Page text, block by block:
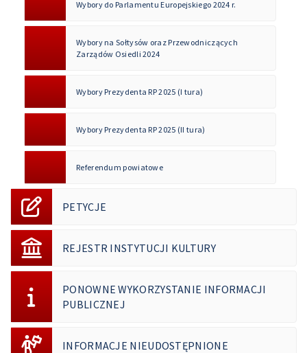
Wybory do Parlamentu Europejskiego 2024 r.
Wybory na Sołtysów oraz Przewodniczących
Zarządów Osiedli 2024
Wybory Prezydenta RP 2025 (I tura)
Wybory Prezydenta RP 2025 (II tura)
Referendum powiatowe
PETYCJE
REJESTR INSTYTUCJI KULTURY
PONOWNE WYKORZYSTANIE INFORMACJI
PUBLICZNEJ
INFORMACJE NIEUDOSTĘPNIONE